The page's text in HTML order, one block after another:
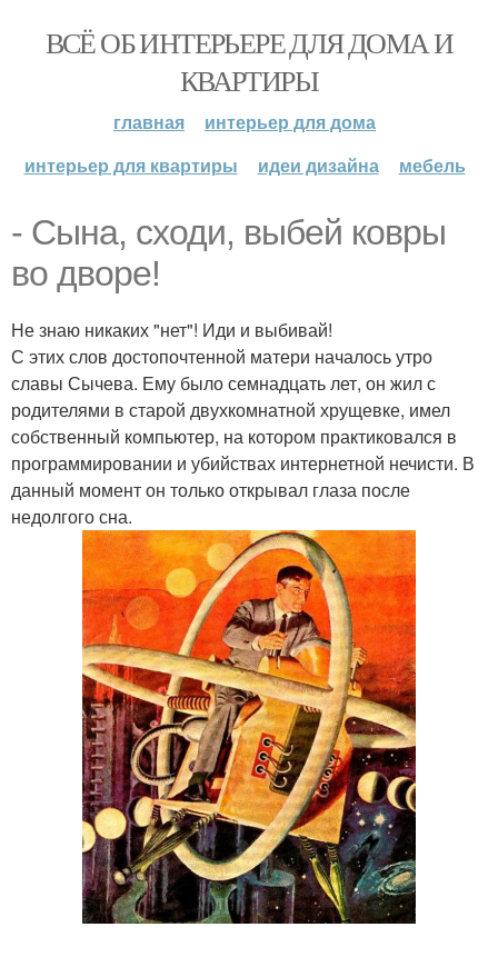
ВСЁ ОБ ИНТЕРЬЕРЕ ДЛЯ ДОМА И
КВАРТИРЫ
главная
интерьер для дома
интерьер для квартиры
идеи дизайна мебель
- Сына, сходи, выбей ковры
во дворе!
Не знаю никаких "нет"! Иди и выбивай!
С этих слов достопочтенной матери началось утро
славы Сычева. Ему было семнадцать лет, он жил с
родителями в старой двухкомнатной хрущевке, имел
собственный компьютер, на котором практиковался в
программировании и убийствах интернетной нечисти. В
данный момент он только открывал глаза после
недолгого сна.